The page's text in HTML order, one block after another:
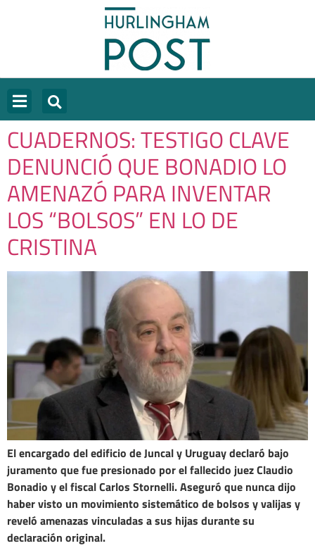
CUADERNOS: TESTIGO CLAVE
DENUNCIÓ QUE BONADIO LO
AMENAZÓ PARA INVENTAR
LOS “BOLSOS” EN LO DE
CRISTINA
El encargado del edificio de Juncal y Uruguay declaró bajo
juramento que fue presionado por el fallecido juez Claudio
Bonadio y el fiscal Carlos Stornelli. Aseguró que nunca dijo
haber visto un movimiento sistemático de bolsos y valijas y
reveló amenazas vinculadas a sus hijas durante su
declaración original.